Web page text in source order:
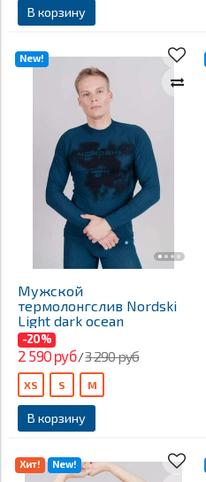
В корзину
New!
Мужской
термолонгслив Nordski
Light dark ocean
-20%
2 590 руб/3 290 руб
В корзину
XS S M
Хит! New!